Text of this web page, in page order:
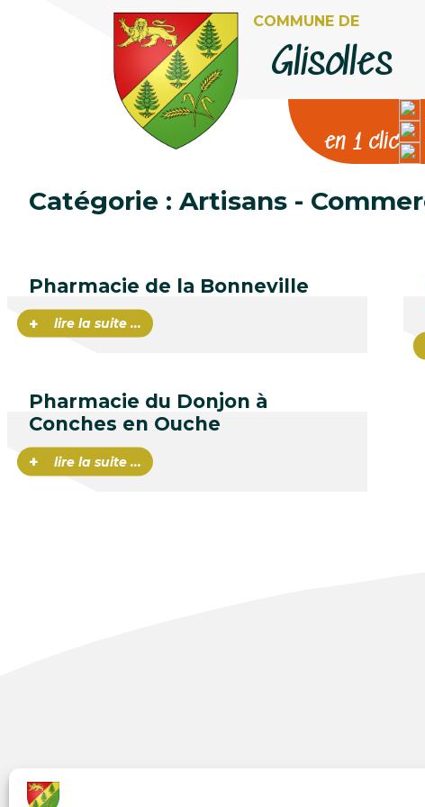
Aller au contenu COMMUNE DE
Glisolles
en 1 clic
Catégorie : Artisans -
Pharmacie de la Bonneville
+ lire la suite ...
Pharmacie du Donjon à
Conches en Ouche
+ lire la suite ...